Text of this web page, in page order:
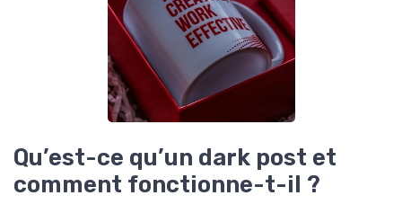
Qu’est-ce qu’un dark post et
comment fonctionne-t-il ?